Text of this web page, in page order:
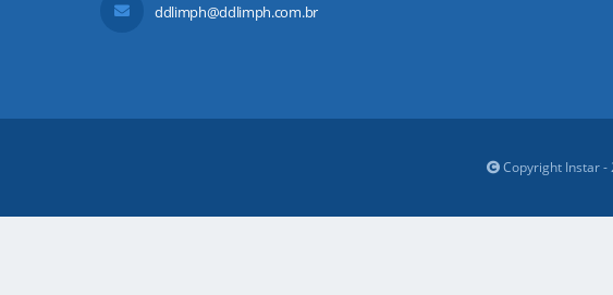
ddlimph@ddlimph.com.br
Copyright Instar -